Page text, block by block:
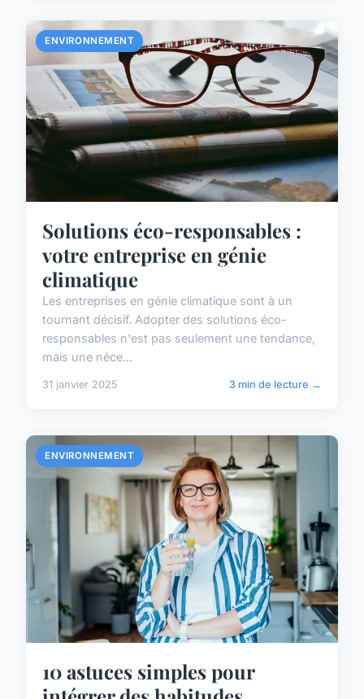
ENVIRONNEMENT
Solutions éco-responsables :
votre entreprise en génie
climatique
Les entreprises en génie climatique sont à un
tournant décisif. Adopter des solutions éco-
responsables n'est pas seulement une tendance,
mais une néce...
31 janvier 2025 3 min de lecture →
ENVIRONNEMENT
10 astuces simples pour